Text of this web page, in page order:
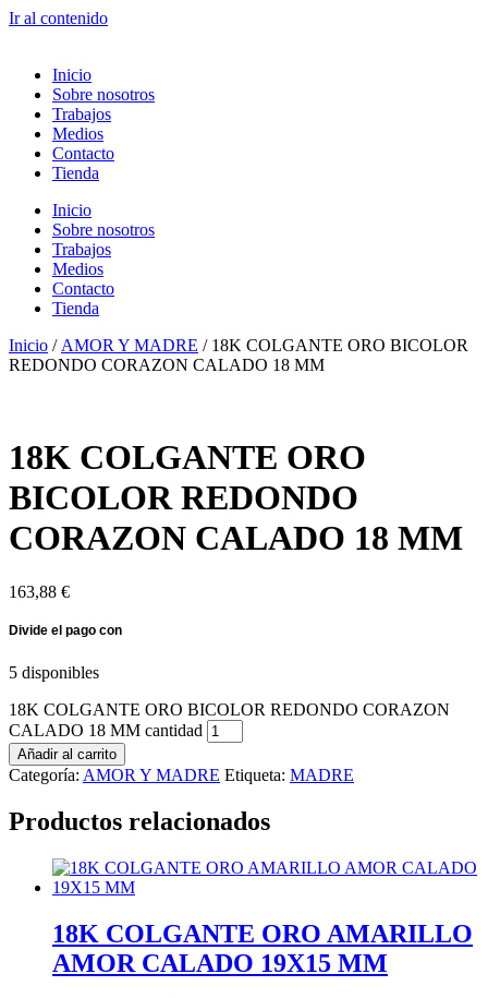
Ir al contenido
Inicio
Sobre nosotros
Trabajos
Medios
Contacto
Tienda
Inicio
Sobre nosotros
Trabajos
Medios
Contacto
Tienda
Inicio / AMOR Y MADRE / 18K COLGANTE ORO BICOLOR
REDONDO CORAZON CALADO 18 MM
18K COLGANTE ORO
BICOLOR REDONDO
CORAZON CALADO 18 MM
163,88 €
5 disponibles
18K COLGANTE ORO BICOLOR REDONDO CORAZON
CALADO 18 MM cantidad
Añadir al carrito
Categoría: AMOR Y MADRE Etiqueta: MADRE
Productos relacionados
18K COLGANTE ORO AMARILLO
AMOR CALADO 19X15 MM